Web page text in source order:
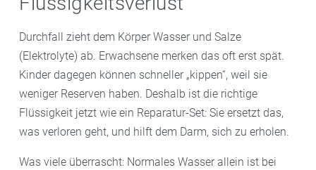
Durchfall zieht dem Körper Wasser und Salze
(Elektrolyte) ab. Erwachsene merken das oft erst spät.
Kinder dagegen können schneller „kippen“, weil sie
weniger Reserven haben. Deshalb ist die richtige
Flüssigkeit jetzt wie ein Reparatur-Set: Sie ersetzt das,
was verloren geht, und hilft dem Darm, sich zu erholen.
Was viele überrascht: Normales Wasser allein ist bei